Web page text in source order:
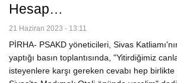
Hesap…
21 Haziran 2023 - 13:11
PİRHA- PSAKD yöneticileri, Sivas
yaptığı basın toplantısında, "Yitirdiğimiz
isteyenlere karşı gereken cevabı hep